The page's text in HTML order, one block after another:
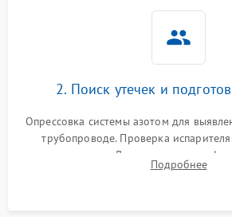
1800 ₽
2. Поиск утечек и
Опрессовка системы азотом для
трубопроводе. Проверка
течеискателем. Демонтаж старого
продувка капиллярной трубки для
Подробнее